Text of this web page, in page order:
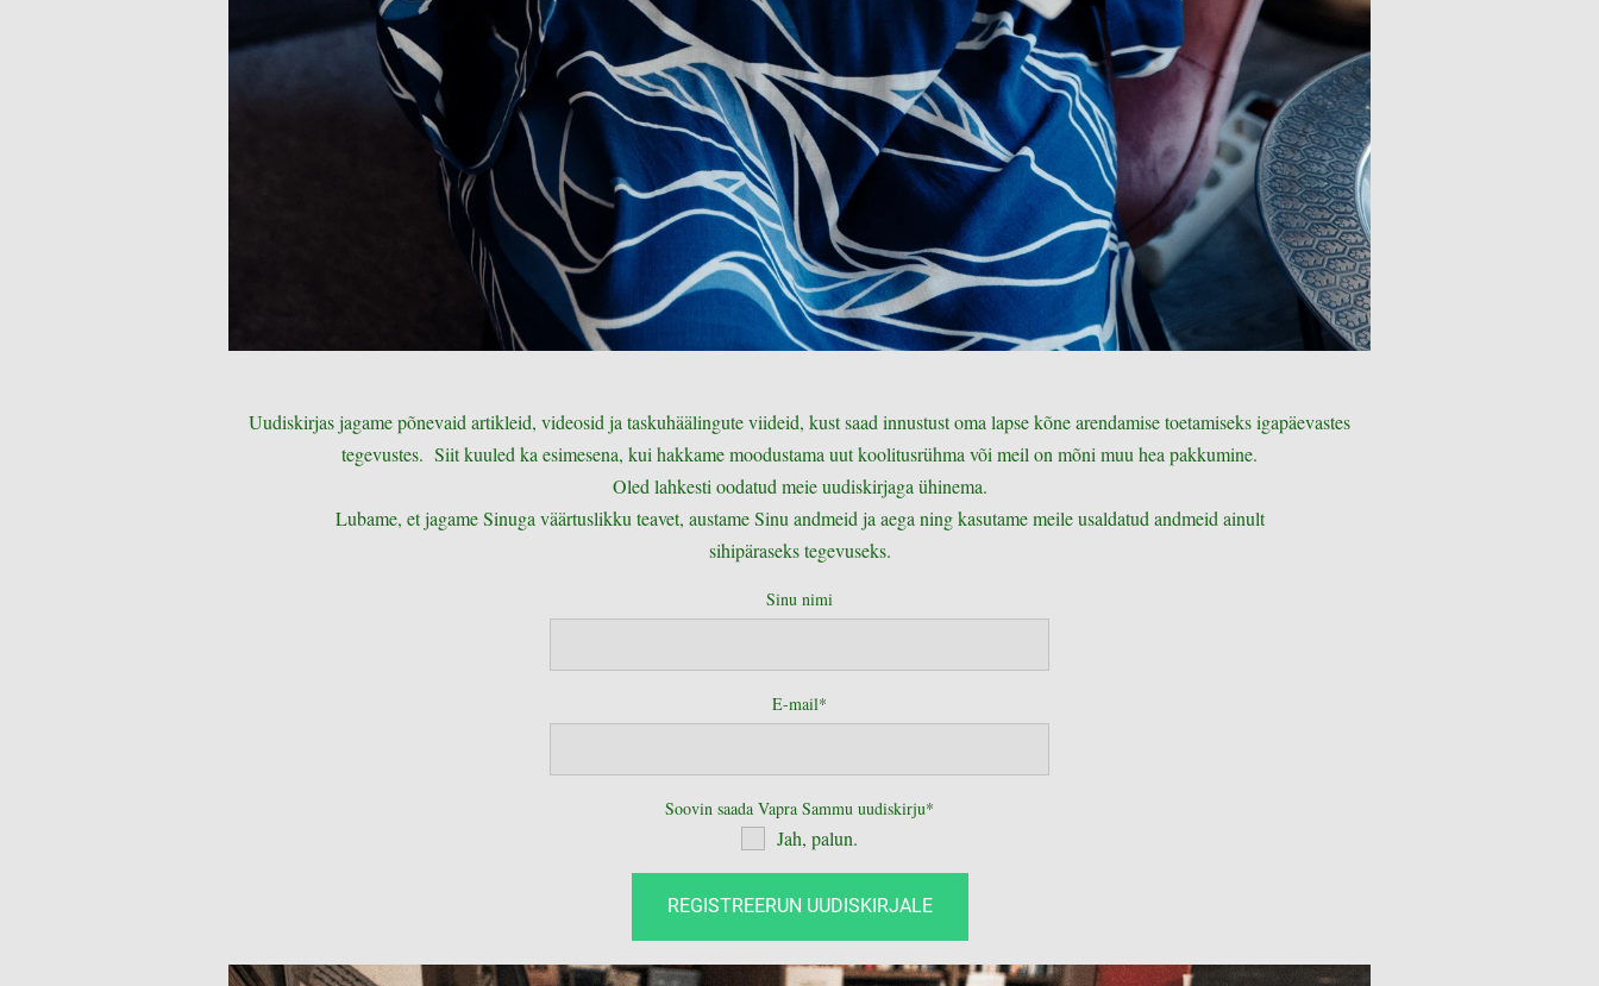
Uudiskirjas jagame põnevaid artikleid, videosid ja taskuhäälingute viideid, kust saad innustust oma lapse kõne arendamise toetamiseks igapäevastes
tegevustes. Siit kuuled ka esimesena, kui hakkame moodustama uut koolitusrühma või meil on mõni muu hea pakkumine.
Oled lahkesti oodatud meie uudiskirjaga ühinema.
Lubame, et jagame Sinuga väärtuslikku teavet, austame Sinu andmeid ja aega ning kasutame meile usaldatud andmeid ainult
sihipäraseks tegevuseks.
Sinu nimi
E-mail
Soovin saada Vapra Sammu uudiskirju
Jah, palun.